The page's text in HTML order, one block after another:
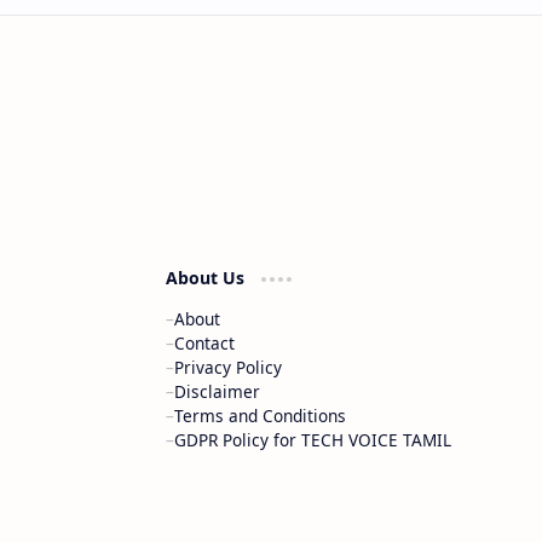
About Us
About
Contact
Privacy Policy
Disclaimer
Terms and Conditions
GDPR Policy for TECH VOICE TAMIL